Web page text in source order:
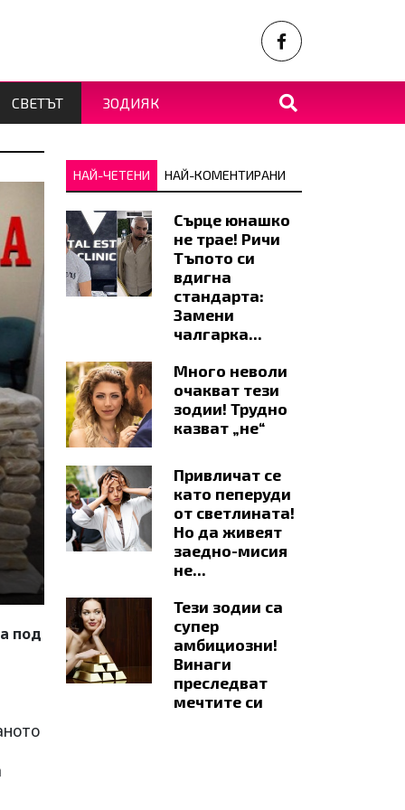
СВЕТЪТ ЗОДИЯК
под
НАЙ-ЧЕТЕНИ НАЙ-КОМЕНТИРАНИ
Сърце юнашко
не трае! Ричи
Тъпото си
вдигна
стандарта:
Замени
чалгарка...
Много неволи
очакват тези
зодии! Трудно
казват „не“
Привличат се
като пеперуди
от светлината!
Но да живеят
заедно-мисия
не...
Тези зодии са
супер
амбициозни!
Винаги
преследват
мечтите си